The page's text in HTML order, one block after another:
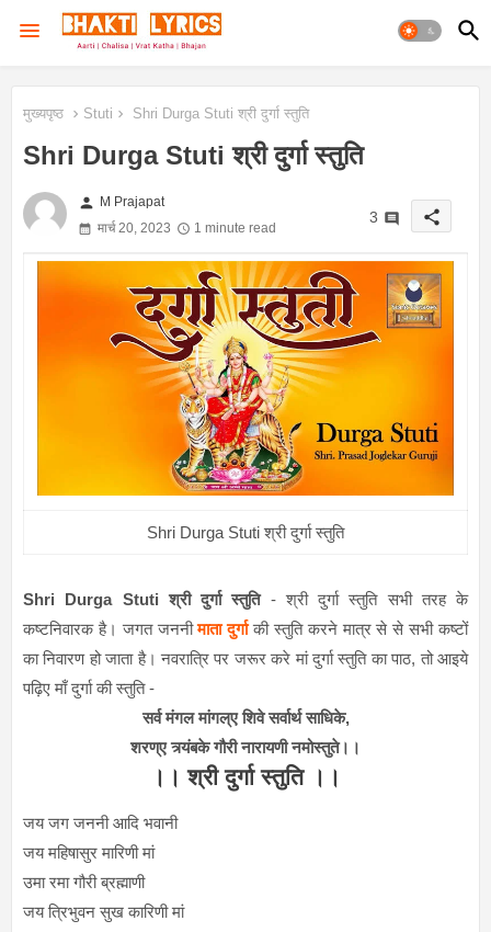
मुख्यपृष्ठ Stuti Shri Durga Stuti श्री दुर्गा स्तुति
Shri Durga Stuti श्री दुर्गा स्तुति
person M Prajapat
मार्च 20, 2023
1 minute read
3 share
Shri Durga Stuti श्री दुर्गा स्तुति
Shri Durga Stuti श्री दुर्गा स्तुति- श्री दुर्गा स्तुति सभी तरह के
कष्टनिवारक है। जगत जननीमाता दुर्गाकी स्तुति करने मात्र से से सभी कष्टों
का निवारण हो जाता है। नवरात्रि पर जरूर करे मां दुर्गा स्तुति का पाठ, तो आइये
पढ़िए माँ दुर्गा की स्तुति -
सर्व मंगल मांगल्ए शिवे सर्वार्थ साधिके,
शरण्ए त्र्यंबके गौरी नारायणी नमोस्तुते।।
।। श्री दुर्गा स्तुति ।।
जय जग जननी आदि भवानी
जय महिषासुर मारिणी मां
उमा रमा गौरी ब्रह्माणी
जय त्रिभुवन सुख कारिणी मां